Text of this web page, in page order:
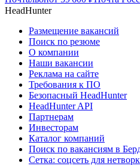
HeadHunter
Размещение вакансий
Поиск по резюме
О компании
Наши вакансии
Реклама на сайте
Требования к ПО
Безопасный HeadHunter
HeadHunter API
Партнерам
Инвесторам
Каталог компаний
Поиск по вакансиям в
Сетка: соцсеть для